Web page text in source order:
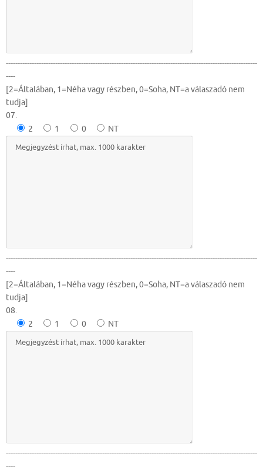
-----------------------------------------------------------------------------------------------------------
----
[2=Általában, 1=Néha vagy részben, 0=Soha, NT=a válaszadó nem
tudja]
07.
2
1 0 NT
-----------------------------------------------------------------------------------------------------------
----
[2=Általában, 1=Néha vagy részben, 0=Soha, NT=a válaszadó nem
tudja]
08.
2
1 0 NT
-----------------------------------------------------------------------------------------------------------
----